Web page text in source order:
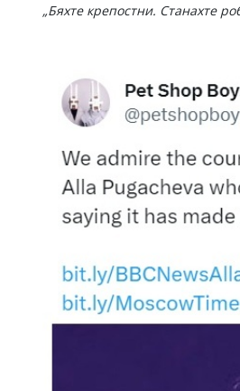
„Бяхте крепостни. Станахте